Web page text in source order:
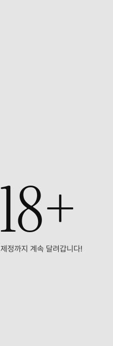
18+
제정까지 계속 달려갑니다!